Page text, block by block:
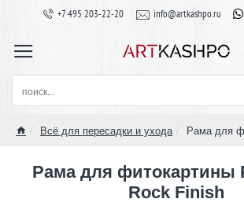
+7 495 203-22-20 info@artkashpo.ru
поиск...
Всё для пересадки и ухода Рама для
Рама для фитокартины
Rock Finish